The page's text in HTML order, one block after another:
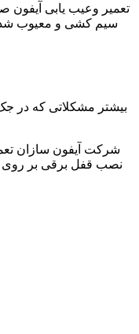
تعمیر وعیب یابی آیفون
سیم کشی و معیوب شدن
بیشتر مشکلاتی که در
شرکت آیفون سازان
نصب قفل برقی بر روی